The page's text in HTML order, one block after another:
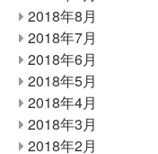
2018年8月
2018年7月
2018年6月
2018年5月
2018年4月
2018年3月
2018年2月